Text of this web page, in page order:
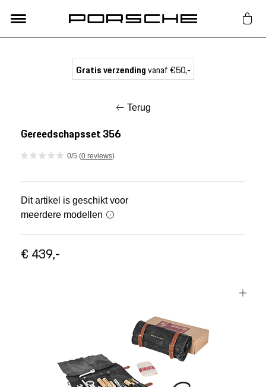
Nieuw
Acties
Porsche finder
Porsche informatie
Gratis verzendingvanaf €50,-
Terug
Gereedschapsset 356
0/5 (0 reviews)
Dit artikel is geschikt voor
meerdere modellen
€ 439,-